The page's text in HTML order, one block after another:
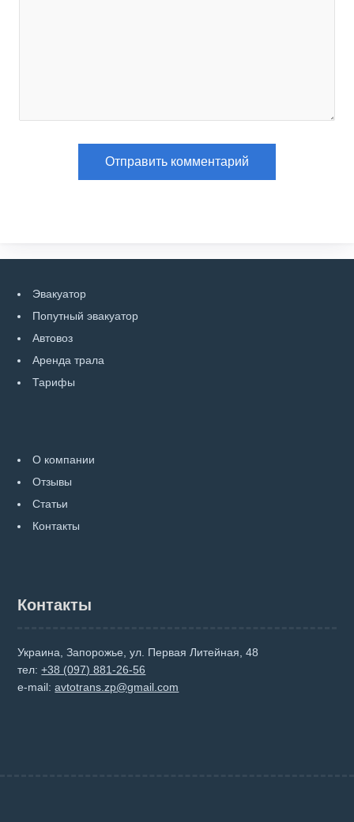
Эвакуатор
Попутный эвакуатор
Автовоз
Аренда трала
Тарифы
О компании
Отзывы
Статьи
Контакты
Контакты
Украина, Запорожье, ул. Первая Литейная, 48
тел:+38 (097) 881-26-56
e-mail:avtotrans.zp@gmail.com